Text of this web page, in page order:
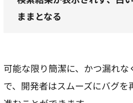
ままとなる
可能な限り簡潔に、かつ漏れな
で、開発者はスムーズにバグを